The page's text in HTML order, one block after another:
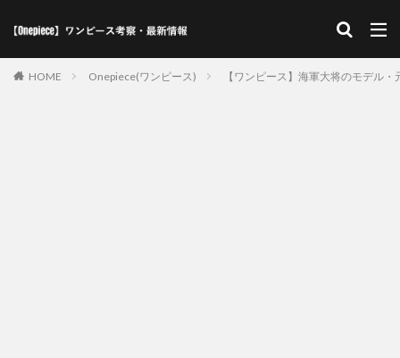
HOME Onepiece(ワンピース) 【ワンピース】海軍大将のモデル・